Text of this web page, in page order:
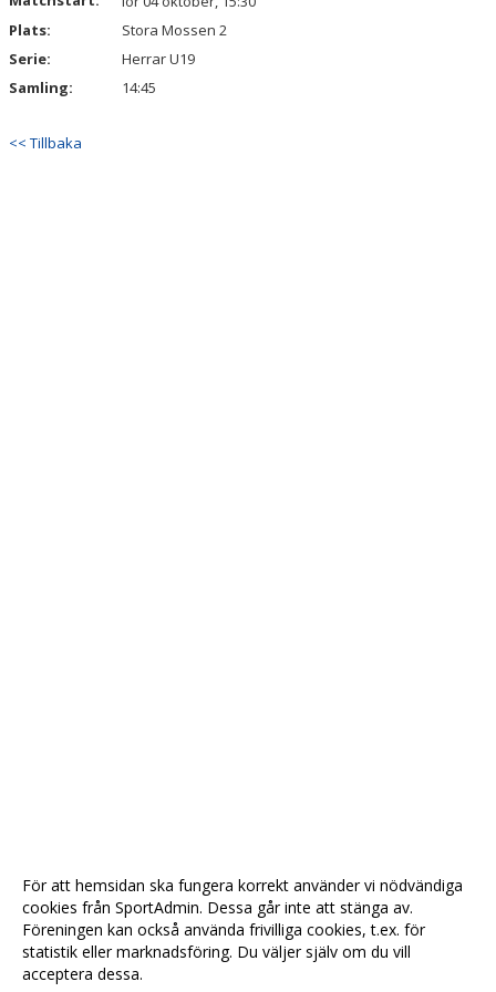
Plats:
Stora Mossen 2
Serie:
Herrar U19
Samling:
14:45
<< Tillbaka
För att hemsidan ska fungera korrekt använder vi nödvändiga
cookies från SportAdmin. Dessa går inte att stänga av.
Föreningen kan också använda frivilliga cookies, t.ex. för
statistik eller marknadsföring. Du väljer själv om du vill
acceptera dessa.